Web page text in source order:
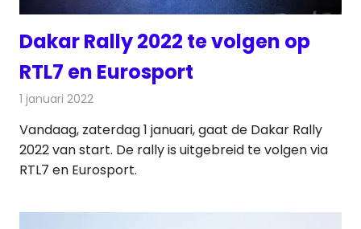
Dakar Rally 2022 te volgen op
RTL7 en Eurosport
1 januari 2022
Vandaag, zaterdag 1 januari, gaat de Dakar Rally
2022 van start. De rally is uitgebreid te volgen via
RTL7 en Eurosport.